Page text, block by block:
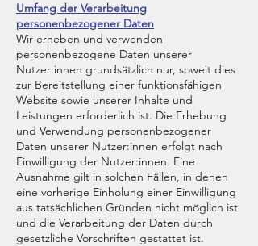
Umfang der Verarbeitung
personenbezogener Daten
Wir erheben und verwenden
personenbezogene Daten unserer
Nutzer:innen grundsätzlich nur, soweit dies
zur Bereitstellung einer funktionsfähigen
Website sowie unserer Inhalte und
Leistungen erforderlich ist. Die Erhebung
und Verwendung personenbezogener
Daten unserer Nutzer:innen erfolgt nach
Einwilligung der Nutzer:innen. Eine
Ausnahme gilt in solchen Fällen, in denen
eine vorherige Einholung einer Einwilligung
aus tatsächlichen Gründen nicht möglich ist
und die Verarbeitung der Daten durch
gesetzliche Vorschriften gestattet ist.